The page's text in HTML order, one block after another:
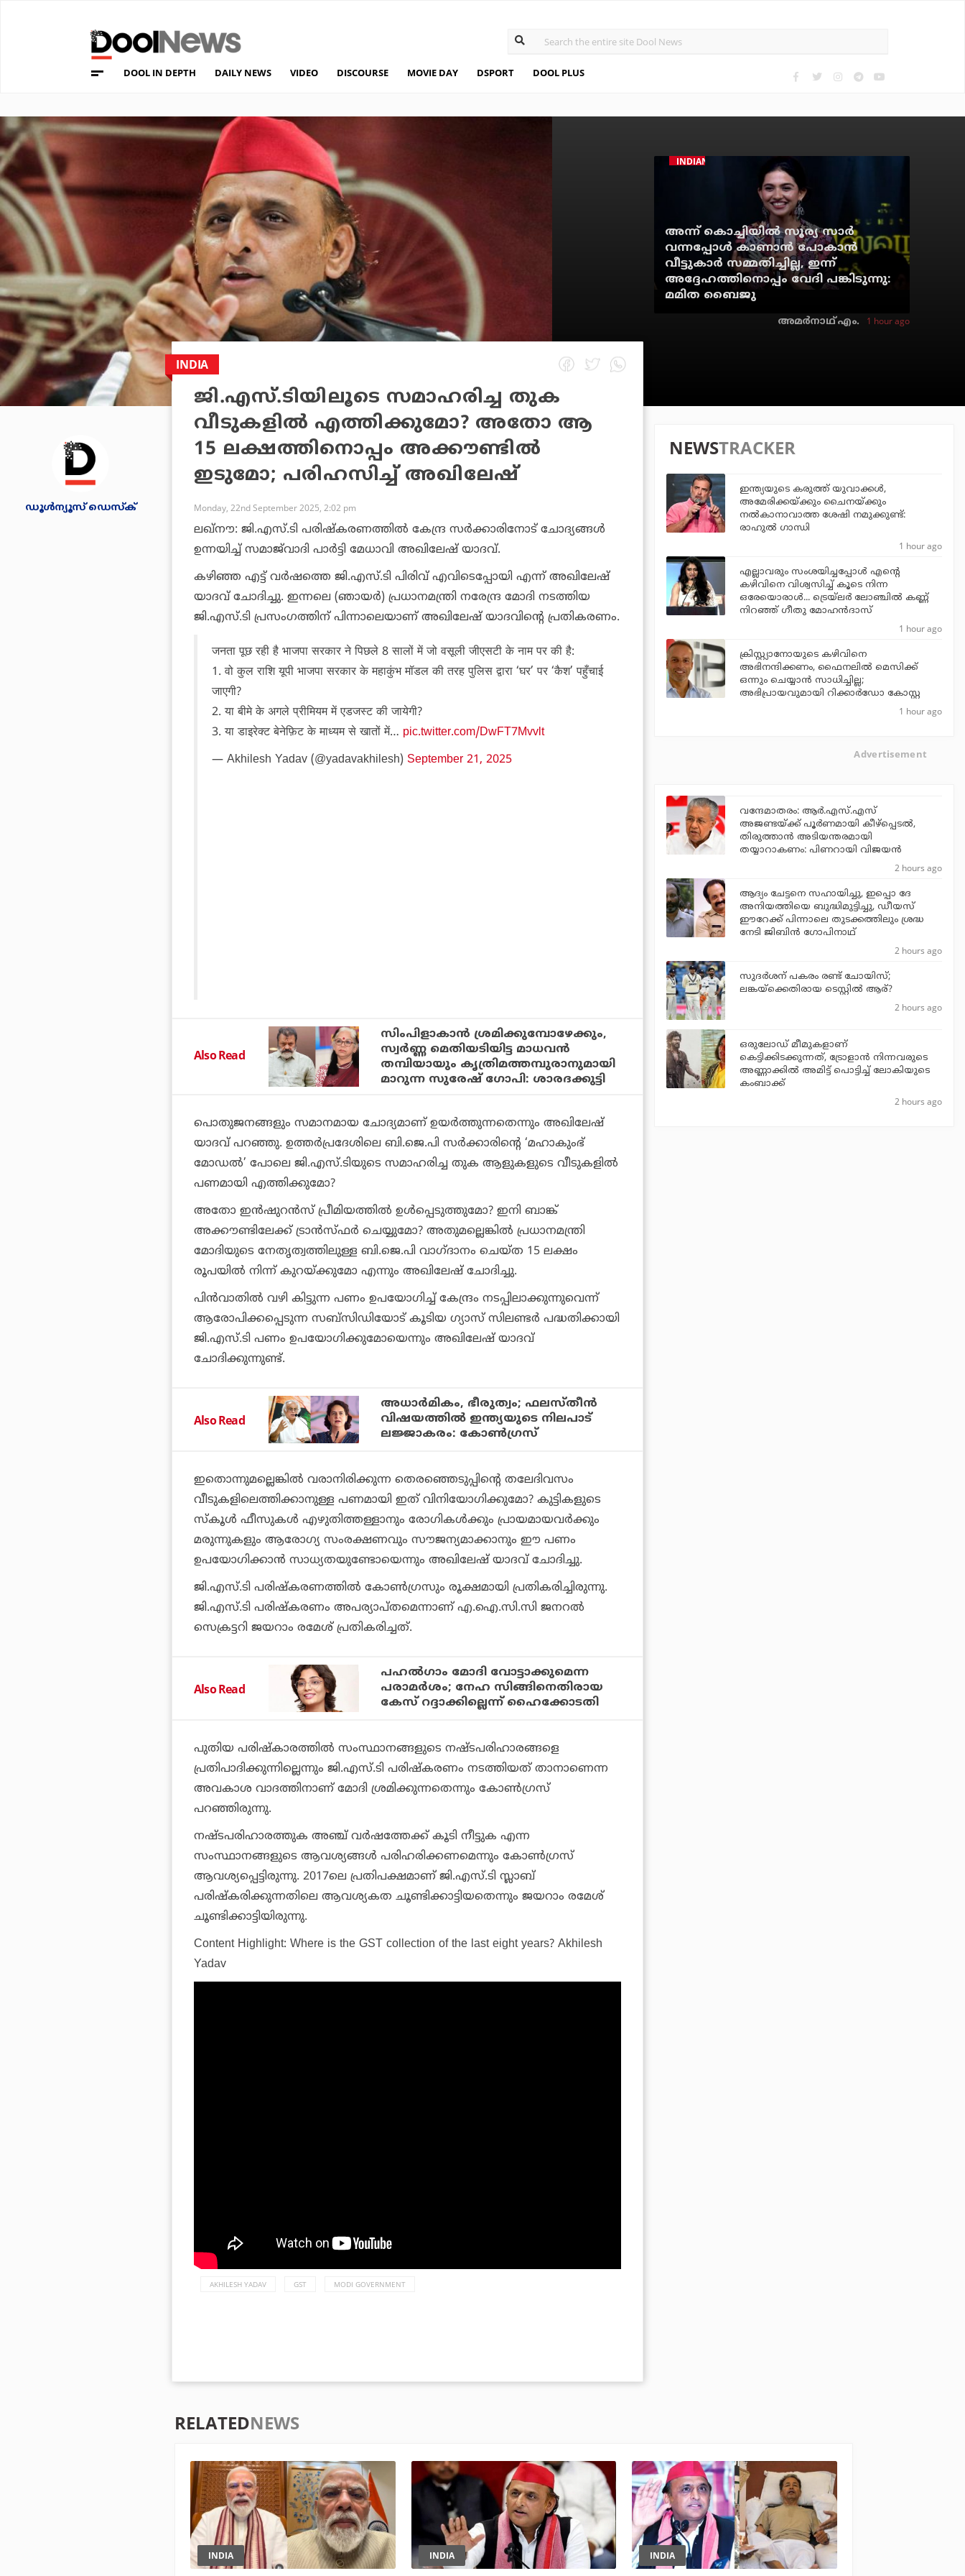
DOOL IN DEPTH DAILY NEWS VIDEO DISCOURSE MOVIE DAY DSPORT DOOL PLUS
INDIAN CINEMA
അന്ന് കൊച്ചിയില്‍ സൂര്യ സാര്‍
വന്നപ്പോള്‍ കാണാന്‍ പോകാന്‍
വീട്ടുകാര്‍ സമ്മതിച്ചില്ല, ഇന്ന്
അദ്ദേഹത്തിനൊപ്പം വേദി പങ്കിടുന്നു:
മമിത ബൈജു
അമര്‍നാഥ് എം. 1 hour ago
ഡൂള്‍ന്യൂസ് ഡെസ്‌ക്
INDIA
ജി.എസ്.ടിയിലൂടെ സമാഹരിച്ച തുക
വീടുകളില്‍ എത്തിക്കുമോ? അതോ ആ
15 ലക്ഷത്തിനൊപ്പം അക്കൗണ്ടില്‍
ഇടുമോ; പരിഹസിച്ച് അഖിലേഷ്
Monday, 22nd September 2025, 2:02 pm
ലഖ്നൗ: ജി.എസ്.ടി പരിഷ്‌കരണത്തില്‍ കേന്ദ്ര സര്‍ക്കാരിനോട് ചോദ്യങ്ങള്‍
ഉന്നയിച്ച് സമാജ്‌വാദി പാര്‍ട്ടി മേധാവി അഖിലേഷ് യാദവ്.
കഴിഞ്ഞ എട്ട് വര്‍ഷത്തെ ജി.എസ്.ടി പിരിവ് എവിടെപ്പോയി എന്ന് അഖിലേഷ്
യാദവ് ചോദിച്ചു. ഇന്നലെ (ഞായര്‍) പ്രധാനമന്ത്രി നരേന്ദ്ര മോദി നടത്തിയ
ജി.എസ്.ടി പ്രസംഗത്തിന് പിന്നാലെയാണ് അഖിലേഷ് യാദവിന്റെ പ്രതികരണം.
जनता पूछ रही है भाजपा सरकार ने पिछले 8 सालों में जो वसूली जीएसटी के नाम पर की है:
1. वो कुल राशि यूपी भाजपा सरकार के महाकुंभ मॉडल की तरह पुलिस द्वारा ‘घर’ पर ‘कैश’ पहुँचाई
जाएगी?
2. ⁠या बीमे के अगले प्रीमियम में एडजस्ट की जायेगी?
3. ⁠या डाइरेक्ट बेनेफ़िट के माध्यम से खातों में… pic.twitter.com/DwFT7Mvvlt
— Akhilesh Yadav (@yadavakhilesh) September 21, 2025
Also Read
സിംപിളാകാന്‍ ശ്രമിക്കുമ്പോഴേക്കും,
സ്വര്‍ണ്ണ മെതിയടിയിട്ട മാധവന്‍
തമ്പിയായും കൃത്രിമത്തമ്പുരാനുമായി
മാറുന്ന സുരേഷ് ഗോപി: ശാരദക്കുട്ടി
പൊതുജനങ്ങളും സമാനമായ ചോദ്യമാണ് ഉയര്‍ത്തുന്നതെന്നും അഖിലേഷ്
യാദവ് പറഞ്ഞു. ഉത്തര്‍പ്രദേശിലെ ബി.ജെ.പി സര്‍ക്കാരിന്റെ ‘മഹാകുംഭ്
മോഡല്‍’ പോലെ ജി.എസ്.ടിയുടെ സമാഹരിച്ച തുക ആളുകളുടെ വീടുകളില്‍
പണമായി എത്തിക്കുമോ?
അതോ ഇന്‍ഷുറന്‍സ് പ്രീമിയത്തില്‍ ഉള്‍പ്പെടുത്തുമോ? ഇനി ബാങ്ക്
അക്കൗണ്ടിലേക്ക് ട്രാന്‍സ്ഫര്‍ ചെയ്യുമോ? അതുമല്ലെങ്കില്‍ പ്രധാനമന്ത്രി
മോദിയുടെ നേതൃത്വത്തിലുള്ള ബി.ജെ.പി വാഗ്ദാനം ചെയ്ത 15 ലക്ഷം
രൂപയില്‍ നിന്ന് കുറയ്ക്കുമോ എന്നും അഖിലേഷ് ചോദിച്ചു.
പിന്‍വാതില്‍ വഴി കിട്ടുന്ന പണം ഉപയോഗിച്ച് കേന്ദ്രം നടപ്പിലാക്കുന്നുവെന്ന്
ആരോപിക്കപ്പെടുന്ന സബ്‌സിഡിയോട് കൂടിയ ഗ്യാസ് സിലണ്ടര്‍ പദ്ധതിക്കായി
ജി.എസ്.ടി പണം ഉപയോഗിക്കുമോയെന്നും അഖിലേഷ് യാദവ്
ചോദിക്കുന്നുണ്ട്.
Also Read
അധാര്‍മികം, ഭീരുത്വം; ഫലസ്തീന്‍
വിഷയത്തില്‍ ഇന്ത്യയുടെ നിലപാട്
ലജ്ജാകരം: കോണ്‍ഗ്രസ്
ഇതൊന്നുമല്ലെങ്കില്‍ വരാനിരിക്കുന്ന തെരഞ്ഞെടുപ്പിന്റെ തലേദിവസം
വീടുകളിലെത്തിക്കാനുള്ള പണമായി ഇത് വിനിയോഗിക്കുമോ? കുട്ടികളുടെ
സ്‌കൂള്‍ ഫീസുകള്‍ എഴുതിത്തള്ളാനും രോഗികള്‍ക്കും പ്രായമായവര്‍ക്കും
മരുന്നുകളും ആരോഗ്യ സംരക്ഷണവും സൗജന്യമാക്കാനും ഈ പണം
ഉപയോഗിക്കാന്‍ സാധ്യതയുണ്ടോയെന്നും അഖിലേഷ് യാദവ് ചോദിച്ചു.
ജി.എസ്.ടി പരിഷ്‌കരണത്തില്‍ കോണ്‍ഗ്രസും രൂക്ഷമായി പ്രതികരിച്ചിരുന്നു.
ജി.എസ്.ടി പരിഷ്‌കരണം അപര്യാപ്തമെന്നാണ് എ.ഐ.സി.സി ജനറല്‍
സെക്രട്ടറി ജയറാം രമേശ് പ്രതികരിച്ചത്.
Also Read
പഹല്‍ഗാം മോദി വോട്ടാക്കുമെന്ന
പരാമർശം; നേഹ സിങ്ങിനെതിരായ
കേസ് റദ്ദാക്കില്ലെന്ന് ഹൈക്കോടതി
പുതിയ പരിഷ്‌കാരത്തില്‍ സംസ്ഥാനങ്ങളുടെ നഷ്ടപരിഹാരങ്ങളെ
പ്രതിപാദിക്കുന്നില്ലെന്നും ജി.എസ്.ടി പരിഷ്‌കരണം നടത്തിയത് താനാണെന്ന
അവകാശ വാദത്തിനാണ് മോദി ശ്രമിക്കുന്നതെന്നും കോണ്‍ഗ്രസ്
പറഞ്ഞിരുന്നു.
നഷ്ടപരിഹാരത്തുക അഞ്ച് വര്‍ഷത്തേക്ക് കൂടി നീട്ടുക എന്ന
സംസ്ഥാനങ്ങളുടെ ആവശ്യങ്ങള്‍ പരിഹരിക്കണമെന്നും കോണ്‍ഗ്രസ്
ആവശ്യപ്പെട്ടിരുന്നു. 2017ലെ പ്രതിപക്ഷമാണ് ജി.എസ്.ടി സ്ലാബ്
പരിഷ്‌കരിക്കുന്നതിലെ ആവശ്യകത ചൂണ്ടിക്കാട്ടിയതെന്നും ജയറാം രമേശ്
ചൂണ്ടിക്കാട്ടിയിരുന്നു.
Content Highlight: Where is the GST collection of the last eight years? Akhilesh
Yadav
AKHILESH YADAV GST MODI GOVERNMENT
NEWSTRACKER
ഇന്ത്യയുടെ കരുത്ത് യുവാക്കള്‍,
അമേരിക്കയ്ക്കും ചൈനയ്ക്കും
നല്‍കാനാവാത്ത ശേഷി നമുക്കുണ്ട്:
രാഹുല്‍ ഗാന്ധി
1 hour ago
എല്ലാവരും സംശയിച്ചപ്പോള്‍ എന്റെ
കഴിവിനെ വിശ്വസിച്ച് കൂടെ നിന്ന
ഒരേയൊരാള്‍... ട്രെയ്‌ലര്‍ ലോഞ്ചില്‍ കണ്ണ്
നിറഞ്ഞ് ഗീതു മോഹന്‍ദാസ്
1 hour ago
ക്രിസ്റ്റ്യാനോയുടെ കഴിവിനെ
അഭിനന്ദിക്കണം, ഫൈനലില്‍ മെസിക്ക്
ഒന്നും ചെയ്യാന്‍ സാധിച്ചില്ല;
അഭിപ്രായവുമായി റിക്കാര്‍ഡോ കോസ്റ്റ
1 hour ago
Advertisement
വന്ദേമാതരം: ആര്‍.എസ്.എസ്
അജണ്ടയ്ക്ക് പൂര്‍ണമായി കീഴ്‌പ്പെടല്‍,
തിരുത്താന്‍ അടിയന്തരമായി
തയ്യാറാകണം: പിണറായി വിജയന്‍
2 hours ago
ആദ്യം ചേട്ടനെ സഹായിച്ചു, ഇപ്പൊ ദേ
അനിയത്തിയെ ബുദ്ധിമുട്ടിച്ചു, ഡീയസ്
ഈറേക്ക് പിന്നാലെ തുടക്കത്തിലും ശ്രദ്ധ
നേടി ജിബിന്‍ ഗോപിനാഥ്
2 hours ago
സുദര്‍ശന് പകരം രണ്ട് ചോയിസ്;
ലങ്കയ്‌ക്കെതിരായ ടെസ്റ്റില്‍ ആര്?
2 hours ago
ഒരുലോഡ് മീമുകളാണ്
കെട്ടിക്കിടക്കുന്നത്, ട്രോളാന്‍ നിന്നവരുടെ
അണ്ണാക്കില്‍ അമിട്ട് പൊട്ടിച്ച് ലോകിയുടെ
കംബാക്ക്
2 hours ago
RELATEDNEWS
INDIA INDIA INDIA